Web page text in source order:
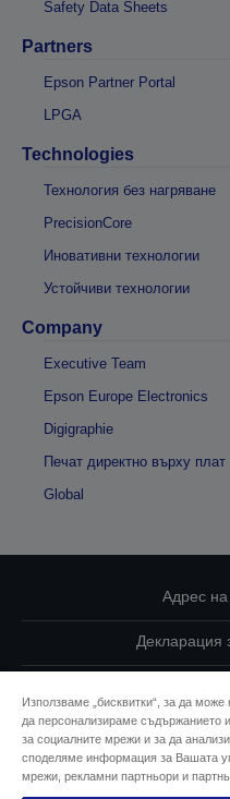
Safety Data Sheets
Partners
Epson Partner Portal
LPGA
Technologies
Технология без нагряване
PrecisionCore
Иновативни технологии
Устойчиви технологии
Company
Executive Team
Epson Europe Electronics
Digigraphie
Печат директно върху плат
Global
Адрес
Декларация
Свържете се с
Информация
Използваме „бисквитки“, за да
да персонализираме съдържанието
за социалните мрежи и за да
споделяме информация за Вашата
мрежи, рекламни партньори и